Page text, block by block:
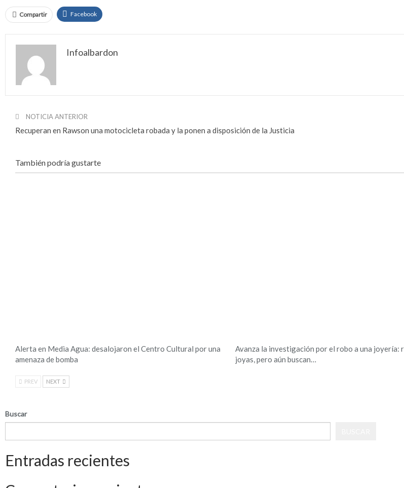
Compartir Facebook
Infoalbardon
NOTICIA ANTERIOR
Recuperan en Rawson una motocicleta robada y la ponen a disposición de la Justicia
También podría gustarte
Alerta en Media Agua: desalojaron el Centro Cultural por una
amenaza de bomba
Avanza la investigación por el robo a una joyería:
joyas, pero aún buscan…
PREV NEXT
Buscar
Entradas recientes